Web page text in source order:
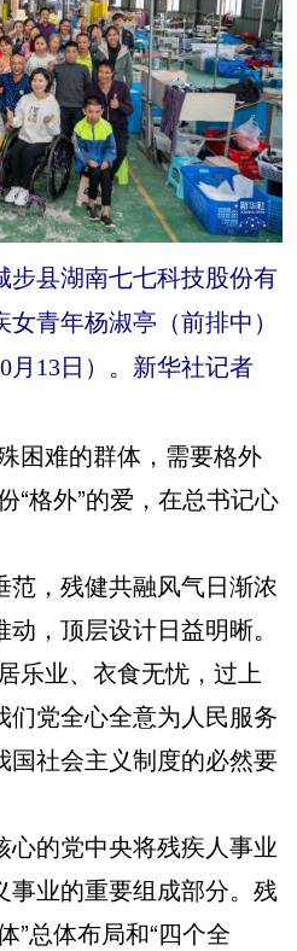
县湖南七七科技股份有
青年杨淑亭（前排中）
月13日）。新华社记者
难的群体，需要格外
“格外”的爱，在总书记心
，残健共融风气日渐浓
，顶层设计日益明晰。
业、衣食无忧，过上
党全心全意为人民服务
国社会主义制度的必然要
的党中央将残疾人事业
事业的重要组成部分。残
”总体布局和“四个全